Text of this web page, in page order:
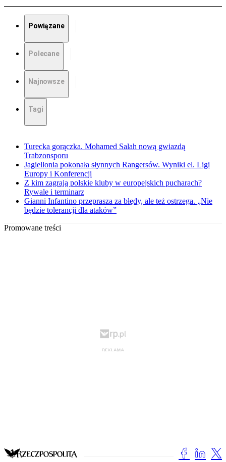
Powiązane
Polecane
Najnowsze
Tagi
Turecka gorączka. Mohamed Salah nową gwiazdą
Trabzonsporu
Jagiellonia pokonała słynnych Rangersów. Wyniki el. Ligi
Europy i Konferencji
Z kim zagrają polskie kluby w europejskich pucharach?
Rywale i terminarz
Gianni Infantino przeprasza za błędy, ale też ostrzega. „Nie
będzie tolerancji dla ataków”
Promowane treści